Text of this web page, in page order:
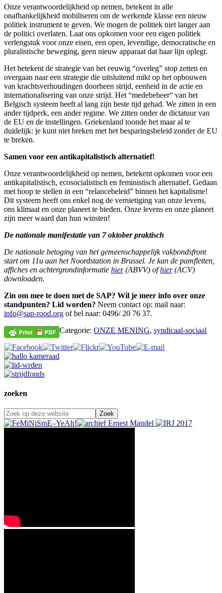
Onze verantwoordelijkheid op nemen, betekent in alle
onafhankelijkheid mobiliseren om de werkende klasse een nieuw
politiek instrument te geven. We mogen de politiek niet langer aan
de politici overlaten. Laat ons opkomen voor een eigen politiek
verlengstuk voor onze eisen, een open, levendige, democratische en
pluralistische beweging, geen nieuw apparaat dat haar lijn oplegt.
Het betekent de strategie van het eeuwig “overleg” stop zetten en
overgaan naar een strategie die uitsluitend mikt op het opbouwen
van krachtsverhoudingen doorheen strijd, eenheid in de actie en
internationalisering van onze strijd. Het “medebeheer“ van het
Belgisch systeem heeft al lang zijn beste tijd gehad. We zitten in een
ander tijdperk, een ander regime. We zitten onder de dictatuur van
de EU en de instellingen. Griekenland toonde het maar al te
duidelijk: je kunt niet breken met het besparingsbeleid zonder de EU
te breken.
Samen voor een antikapitalistisch alternatief!
Onze verantwoordelijkheid op nemen, betekent opkomen voor een
antikapitalistisch, ecosocialistisch en feministisch alternatief. Gedaan
met hoop te stellen in een “relancebeleid” binnen het kapitalisme!
Dit systeem heeft ons enkel nog de vernietiging van onze levens,
ons klimaat en onze planeet te bieden. Onze levens en onze planeet
zijn meer waard dan hun winsten!
De nationale manifestatie van 7 oktober praktisch
De nationale betoging van het gemeenschappelijk vakbondsfront
start om 11u aan het Noordstation in Brussel. Je kan de pamfletten,
affiches en achtergrondinformatie hier(ABVV) ofhier(ACV)
downloaden.
Zin om mee te doen met de SAP? Wil je meer info over onze
standpunten? Lid worden? Neem contact op: mail naar:
info@sap-rood.org of bel naar: 0496/ 20 76 37.
Categorie: ONZE MENING, syndicaal-sociaal
zoeken